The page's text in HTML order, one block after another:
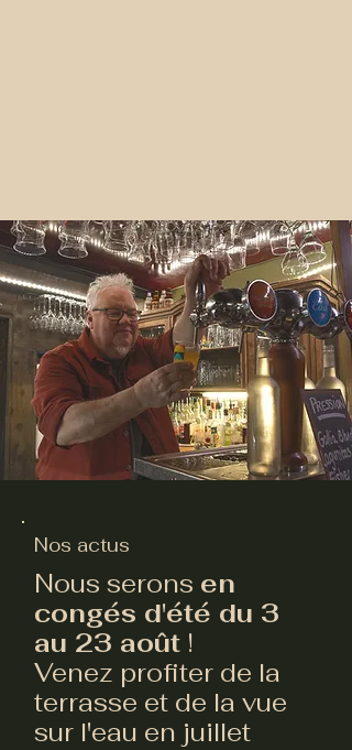
Nos actus
Nous serons en
congés d'été du 3
au 23 août !
Venez profiter de la
terrasse et de la vue
sur l'eau en juillet